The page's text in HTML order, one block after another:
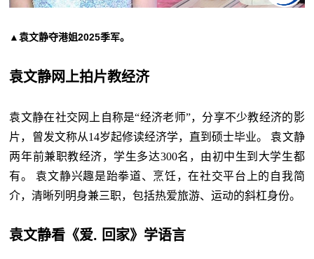
▲袁文静夺港姐2025季军。
袁文静网上拍片教经济
袁文静在社交网上自称是“经济老师”，分享不少教经济的影
片，曾发文称从14岁起修读经济学，直到硕士毕业。 袁文静
两年前兼职教经济，学生多达300名，由初中生到大学生都
有。 袁文静兴趣是跆拳道、烹饪，在社交平台上的自我简
介，清晰列明身兼三职，包括热爱旅游、运动的斜杠身份。
袁文静看《爱. 回家》学语言